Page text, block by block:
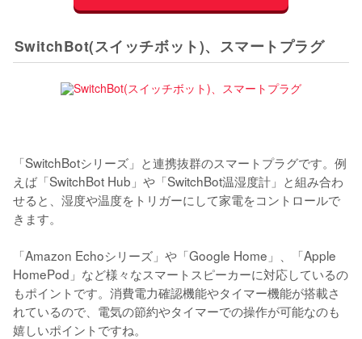
SwitchBot(スイッチボット)、スマートプラグ
「SwitchBotシリーズ」と連携抜群のスマートプラグです。例
えば「SwitchBot Hub」や「SwitchBot温湿度計」と組み合わ
せると、湿度や温度をトリガーにして家電をコントロールで
きます。
「Amazon Echoシリーズ」や「Google Home」、「Apple
HomePod」など様々なスマートスピーカーに対応しているの
もポイントです。消費電力確認機能やタイマー機能が搭載さ
れているので、電気の節約やタイマーでの操作が可能なのも
嬉しいポイントですね。